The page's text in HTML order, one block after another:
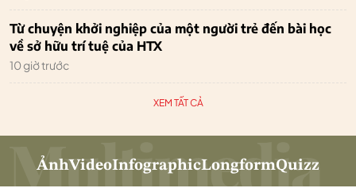
Từ chuyện khởi nghiệp của một người trẻ đến bài học
về sở hữu trí tuệ của HTX
10 giờ trước
XEM TẤT CẢ
ẢnhVideoInfographicLongformQuizz